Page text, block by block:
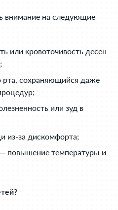
внимание на следующие
или кровоточивость десен
рта, сохраняющийся даже
или зуд в
из-за дискомфорта;
повышение температуры и